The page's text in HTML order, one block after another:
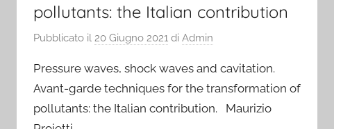
pollutants: the Italian contribution
Pubblicato il 20 Giugno 2021 di Admin
Pressure waves, shock waves and cavitation.
Avant-garde techniques for the transformation of
pollutants: the Italian contribution. Maurizio